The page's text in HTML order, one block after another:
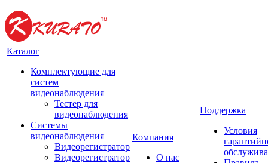
Каталог
Комплектующие для
систем
видеонаблюдения
Тестер для
видеонаблюдения
Системы
видеонаблюдения
Видеорегистратор
Видеорегистратор
Компания
О нас
Поддержка
Условия